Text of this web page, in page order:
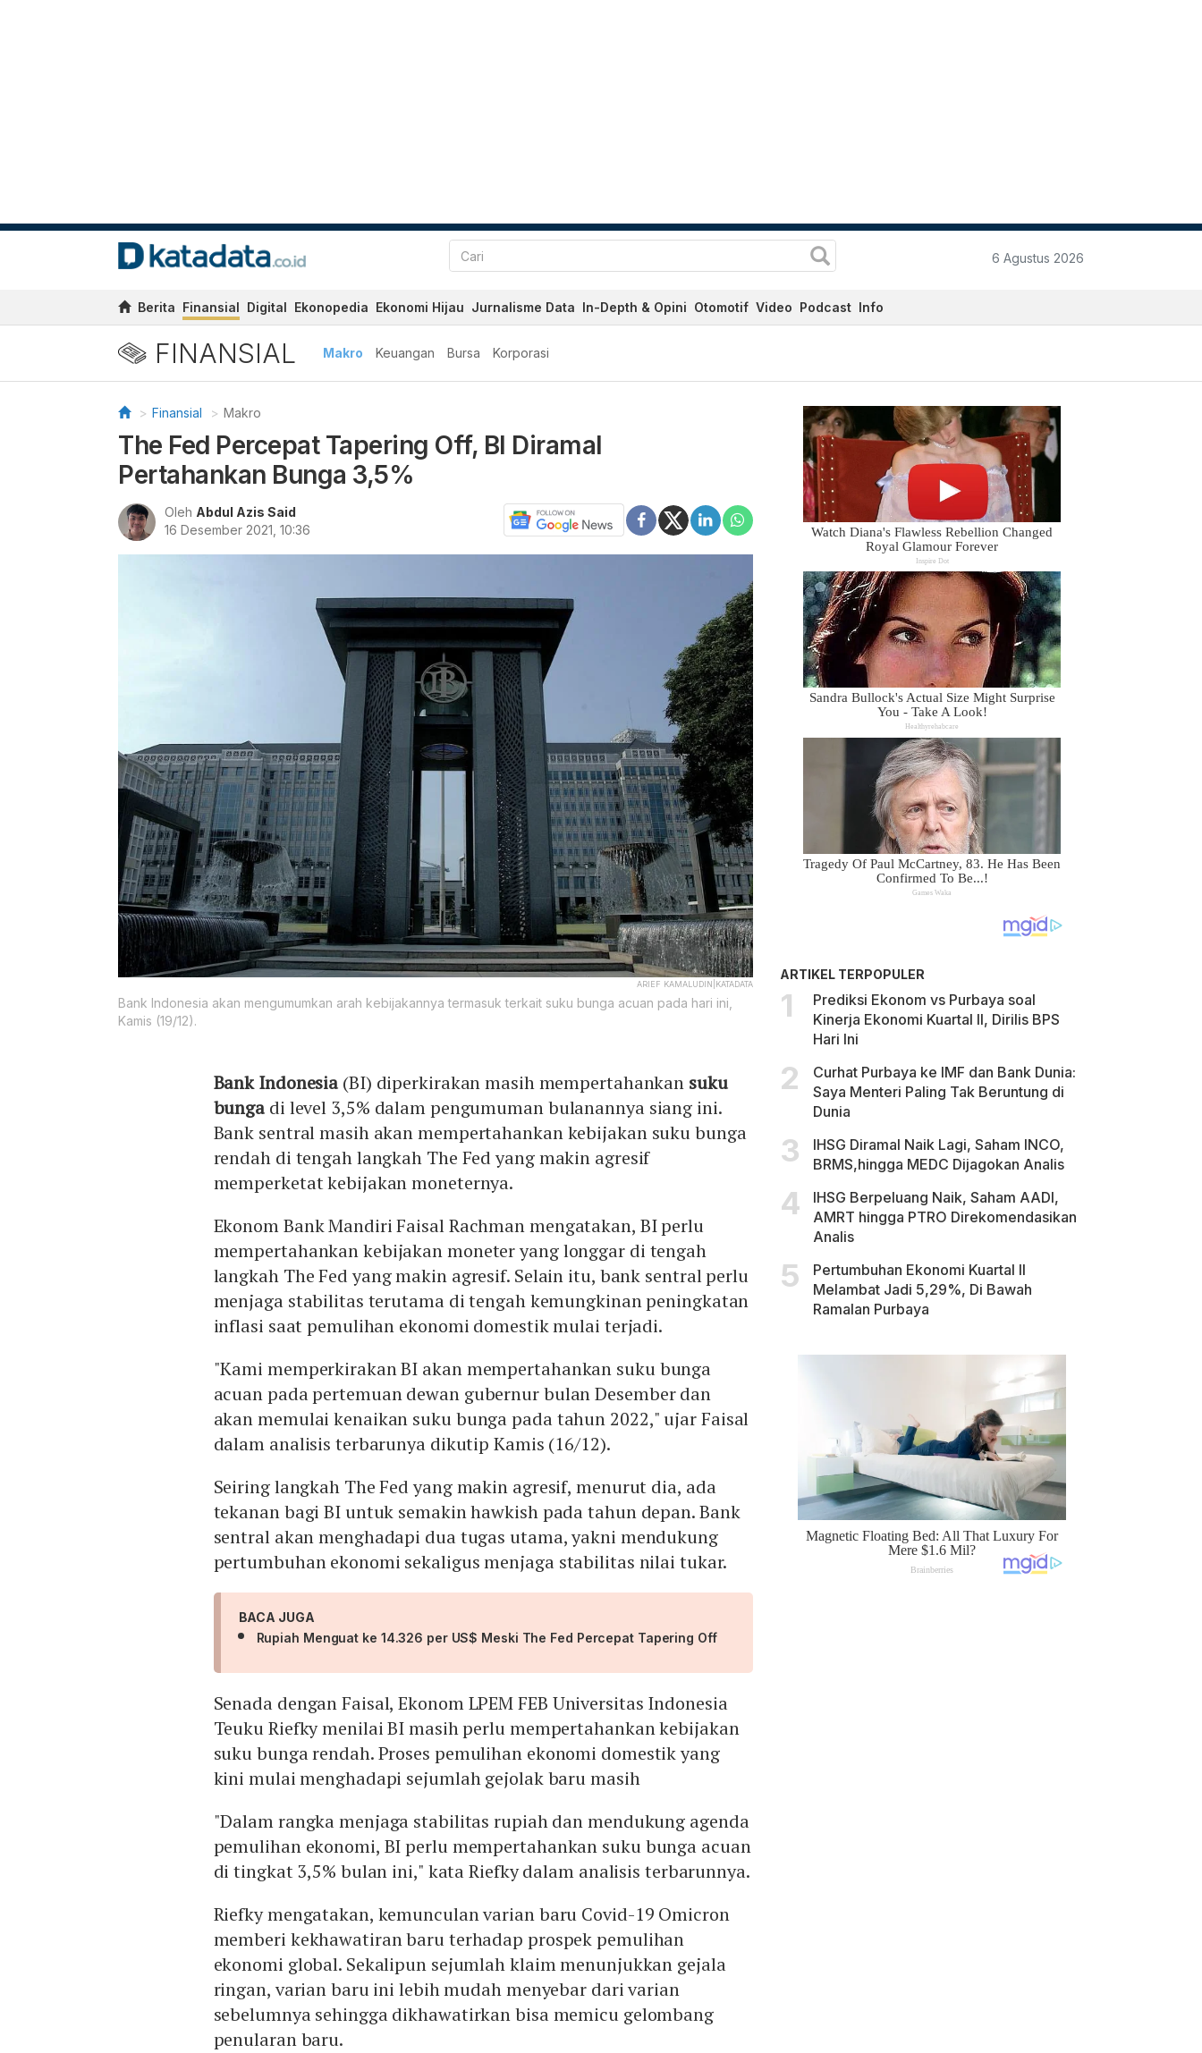
6 Agustus 2026
Berita Finansial Digital Ekonopedia Ekonomi Hijau Jurnalisme Data In-Depth & Opini Otomotif Video Podcast Info
FINANSIAL Makro Keuangan Bursa Korporasi
Finansial Makro
The Fed Percepat Tapering Off, BI Diramal
Pertahankan Bunga 3,5%
Oleh Abdul Azis Said
16 Desember 2021, 10:36
ARIEF KAMALUDIN|KATADATA
Bank Indonesia akan mengumumkan arah kebijakannya termasuk terkait suku bunga acuan pada hari ini,
Kamis (19/12).
Bank Indonesia (BI) diperkirakan masih mempertahankan suku
bunga di level 3,5% dalam pengumuman bulanannya siang ini.
Bank sentral masih akan mempertahankan kebijakan suku bunga
rendah di tengah langkah The Fed yang makin agresif
memperketat kebijakan moneternya.
Ekonom Bank Mandiri Faisal Rachman mengatakan, BI perlu
mempertahankan kebijakan moneter yang longgar di tengah
langkah The Fed yang makin agresif. Selain itu, bank sentral perlu
menjaga stabilitas terutama di tengah kemungkinan peningkatan
inflasi saat pemulihan ekonomi domestik mulai terjadi.
"Kami memperkirakan BI akan mempertahankan suku bunga
acuan pada pertemuan dewan gubernur bulan Desember dan
akan memulai kenaikan suku bunga pada tahun 2022," ujar Faisal
dalam analisis terbarunya dikutip Kamis (16/12).
Seiring langkah The Fed yang makin agresif, menurut dia, ada
tekanan bagi BI untuk semakin hawkish pada tahun depan. Bank
sentral akan menghadapi dua tugas utama, yakni mendukung
pertumbuhan ekonomi sekaligus menjaga stabilitas nilai tukar.
BACA JUGA
Rupiah Menguat ke 14.326 per US$ Meski The Fed Percepat Tapering Off
Senada dengan Faisal, Ekonom LPEM FEB Universitas Indonesia
Teuku Riefky menilai BI masih perlu mempertahankan kebijakan
suku bunga rendah. Proses pemulihan ekonomi domestik yang
kini mulai menghadapi sejumlah gejolak baru masih
"Dalam rangka menjaga stabilitas rupiah dan mendukung agenda
pemulihan ekonomi, BI perlu mempertahankan suku bunga acuan
di tingkat 3,5% bulan ini," kata Riefky dalam analisis terbarunnya.
Riefky mengatakan, kemunculan varian baru Covid-19 Omicron
memberi kekhawatiran baru terhadap prospek pemulihan
ekonomi global. Sekalipun sejumlah klaim menunjukkan gejala
ringan, varian baru ini lebih mudah menyebar dari varian
sebelumnya sehingga dikhawatirkan bisa memicu gelombang
penularan baru.
ARTIKEL TERPOPULER
Prediksi Ekonom vs Purbaya soal
Kinerja Ekonomi Kuartal II, Dirilis BPS
Hari Ini
Curhat Purbaya ke IMF dan Bank Dunia:
Saya Menteri Paling Tak Beruntung di
Dunia
IHSG Diramal Naik Lagi, Saham INCO,
BRMS,hingga MEDC Dijagokan Analis
IHSG Berpeluang Naik, Saham AADI,
AMRT hingga PTRO Direkomendasikan
Analis
Pertumbuhan Ekonomi Kuartal II
Melambat Jadi 5,29%, Di Bawah
Ramalan Purbaya